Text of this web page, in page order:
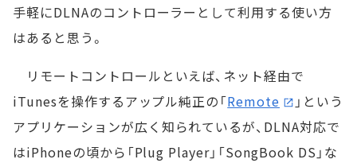
手軽にDLNAのコントローラーとして利用する使い方
はあると思う。
リモートコントロールといえば、ネット経由で
iTunesを操作するアップル純正の「Remote
」という
アプリケーションが広く知られているが、DLNA対応で
はiPhoneの頃から「Plug Player」「SongBook DS」な